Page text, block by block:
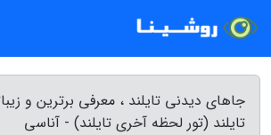
جاهای دیدنی تایلند ، معرفی برترین و
تایلند (تور لحظه آخری تایلند) - آناسی